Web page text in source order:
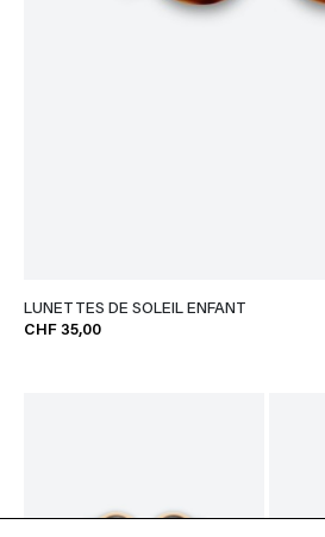
LUNETTES DE SOLEIL ENFANT
CHF 35,00